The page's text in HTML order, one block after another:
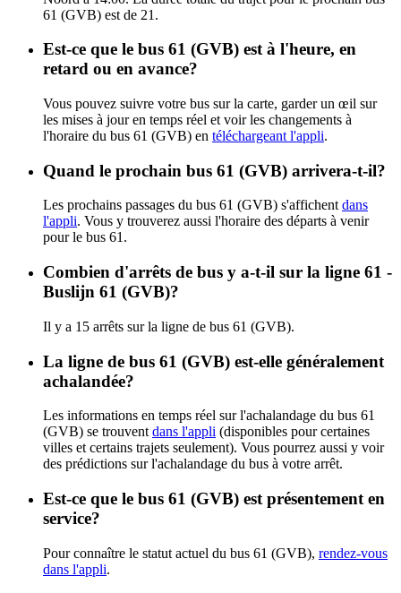
61 (GVB) est de 21.
Est-ce que le bus 61 (GVB) est à l'heure, en
retard ou en avance?
Vous pouvez suivre votre bus sur la carte, garder un œil sur
les mises à jour en temps réel et voir les changements à
l'horaire du bus 61 (GVB) en téléchargeant l'appli.
Quand le prochain bus 61 (GVB) arrivera-t-il?
Les prochains passages du bus 61 (GVB) s'affichent dans
l'appli. Vous y trouverez aussi l'horaire des départs à venir
pour le bus 61.
Combien d'arrêts de bus y a-t-il sur la ligne 61 -
Buslijn 61 (GVB)?
Il y a 15 arrêts sur la ligne de bus 61 (GVB).
La ligne de bus 61 (GVB) est-elle généralement
achalandée?
Les informations en temps réel sur l'achalandage du bus 61
(GVB) se trouvent dans l'appli (disponibles pour certaines
villes et certains trajets seulement). Vous pourrez aussi y voir
des prédictions sur l'achalandage du bus à votre arrêt.
Est-ce que le bus 61 (GVB) est présentement en
service?
Pour connaître le statut actuel du bus 61 (GVB), rendez-vous
dans l'appli.